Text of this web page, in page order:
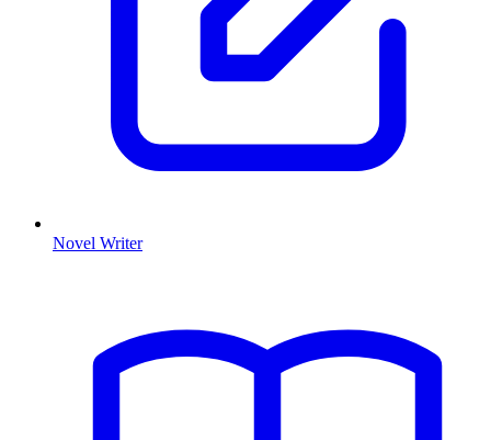
Novel Writer